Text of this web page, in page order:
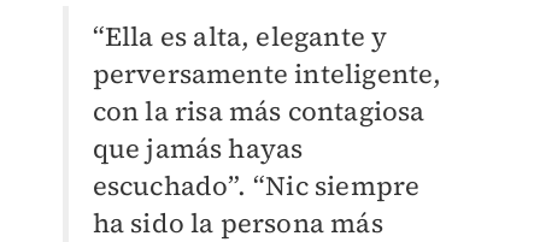
“Ella es alta, elegante y
perversamente inteligente,
con la risa más contagiosa
que jamás hayas
escuchado”. “Nic siempre
ha sido la persona más